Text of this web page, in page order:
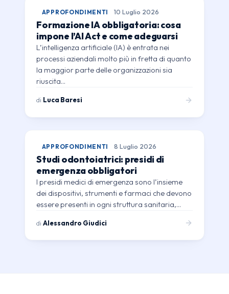
APPROFONDIMENTI 10 Luglio 2026
Formazione IA obbligatoria: cosa
impone l’AI Act e come adeguarsi
L’intelligenza artificiale (IA) è entrata nei
processi aziendali molto più in fretta di quanto
la maggior parte delle organizzazioni sia
riuscita…
di Luca Baresi
APPROFONDIMENTI 8 Luglio 2026
Studi odontoiatrici: presidi di
emergenza obbligatori
I presidi medici di emergenza sono l’insieme
dei dispositivi, strumenti e farmaci che devono
essere presenti in ogni struttura sanitaria,…
diAlessandro Giudici